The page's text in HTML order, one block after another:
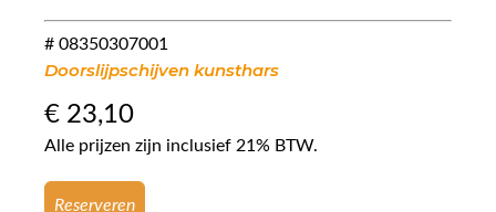
# 08350307001
Doorslijpschijven kunsthars
€ 23,10
Alle prijzen zijn inclusief 21% BTW.
Reserveren